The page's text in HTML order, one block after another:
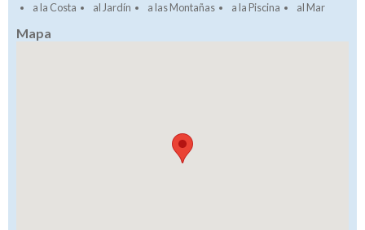
a la Costa al Jardín a las Montañas a la Piscina al Mar
Mapa